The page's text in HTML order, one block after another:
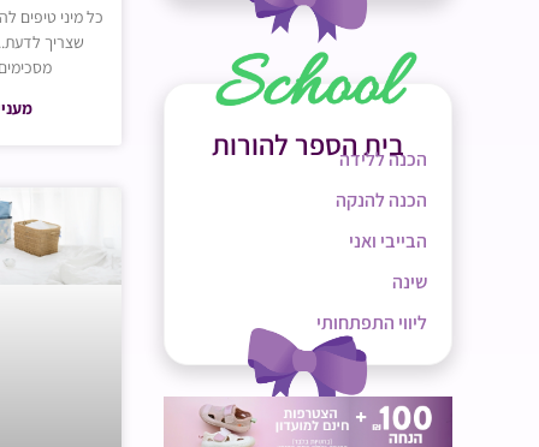
בית הספר להורות
הכנה ללידה
הכנה להנקה
הבייבי ואני
שינה
ליווי התפתחותי
כל מיני טיפים
שצריך